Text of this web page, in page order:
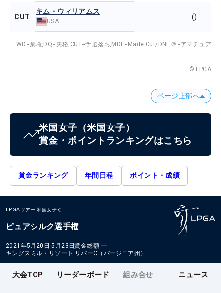
CUT
キム・ウィリアムス
USA
()
WD=棄権, DQ=失格, CUT=予選落ち, MDF=Made Cut/DNF,＠=アマチュア
© LPGA
ページ上部へ
米国女子 （米国女子）
賞金・ポイントランキングはこちら
賞金ランキング 年間日程 ポイント・成績
LPGAツアー 米国女子
ピュアシルク選手権
2021年5月20日-5月23日賞金総額 ―
キングスミル・リゾート リバーC（バージニア州）
大会TOP リーダーボード 組み合せ ニュース